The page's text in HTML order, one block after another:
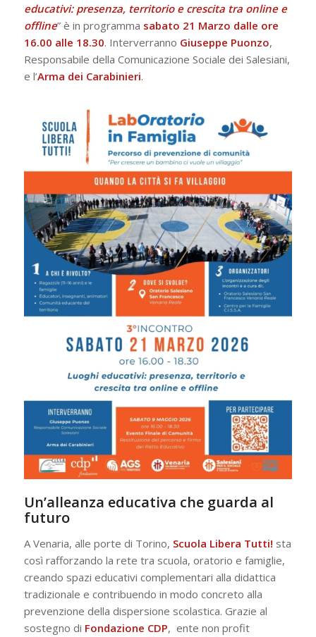
educativi: presenza, territorio e crescita tra online e
offline” è in programma sabato 21 Marzo dalle ore
16.00 alle 18.30. Interverranno Giuseppe Puonzo,
Responsabile della Comunicazione Sociale dei Salesiani,
e l’Arma dei Carabinieri.
Un’alleanza educativa che guarda al
futuro
A Venaria, alle porte di Torino, Scuola Libera Tutti! sta
così rafforzando la rete tra scuola, oratorio e famiglie,
creando spazi educativi complementari alla didattica
tradizionale e contribuendo in modo concreto alla
prevenzione della dispersione scolastica. Grazie al
sostegno di Fondazione CDP, ente non profit